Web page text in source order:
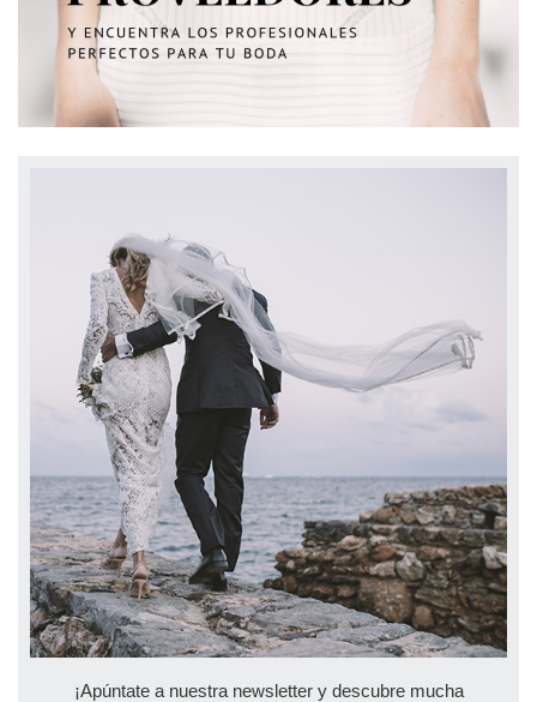
¡Apúntate a nuestra newsletter y descubre mucha